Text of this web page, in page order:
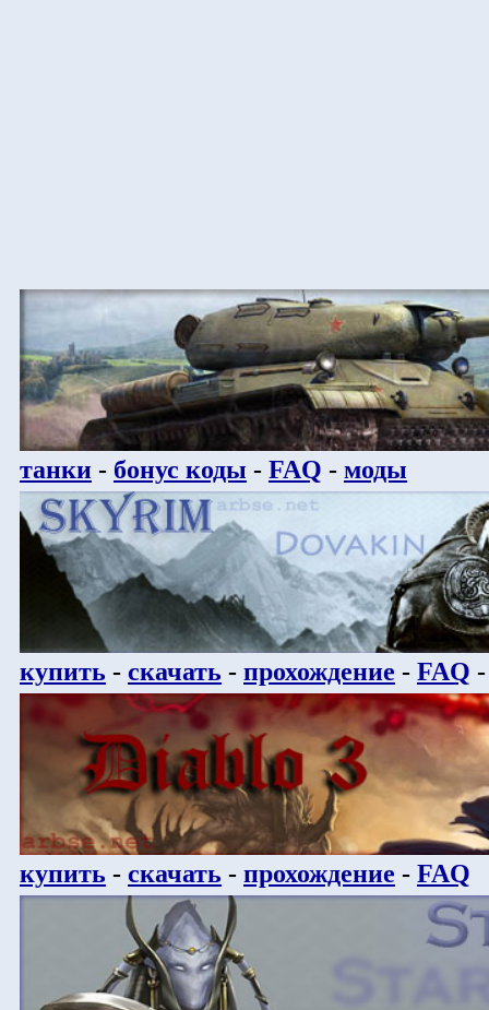
танки - бонус коды - FAQ - моды
купить - скачать - прохождение - FAQ
купить - скачать - прохождение - FAQ